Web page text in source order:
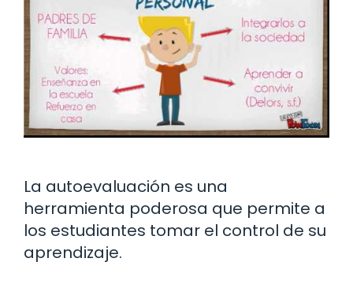
La autoevaluación es una
herramienta poderosa que permite a
los estudiantes tomar el control de su
aprendizaje.